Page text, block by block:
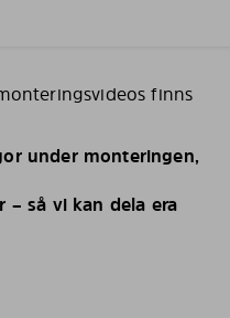
finns
under monteringen,
– så vi kan dela era